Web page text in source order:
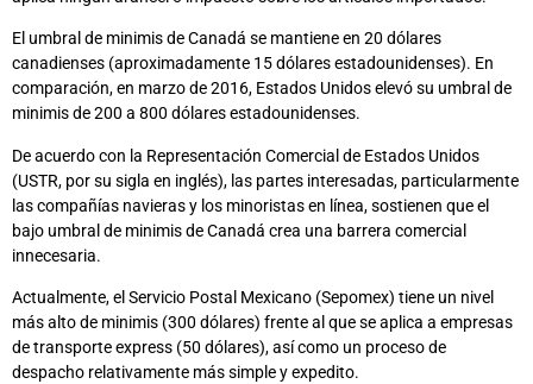
El umbral de minimis de Canadá se mantiene en 20 dólares
canadienses (aproximadamente 15 dólares estadounidenses). En
comparación, en marzo de 2016, Estados Unidos elevó su umbral de
minimis de 200 a 800 dólares estadounidenses.
De acuerdo con la Representación Comercial de Estados Unidos
(USTR, por su sigla en inglés), las partes interesadas, particularmente
las compañías navieras y los minoristas en línea, sostienen que el
bajo umbral de minimis de Canadá crea una barrera comercial
innecesaria.
Actualmente, el Servicio Postal Mexicano (Sepomex) tiene un nivel
más alto de minimis (300 dólares) frente al que se aplica a empresas
de transporte express (50 dólares), así como un proceso de
despacho relativamente más simple y expedito.